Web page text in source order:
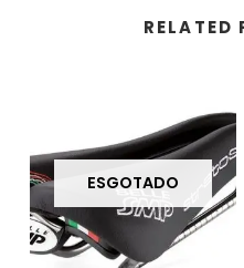
RELATED
ESGOTADO